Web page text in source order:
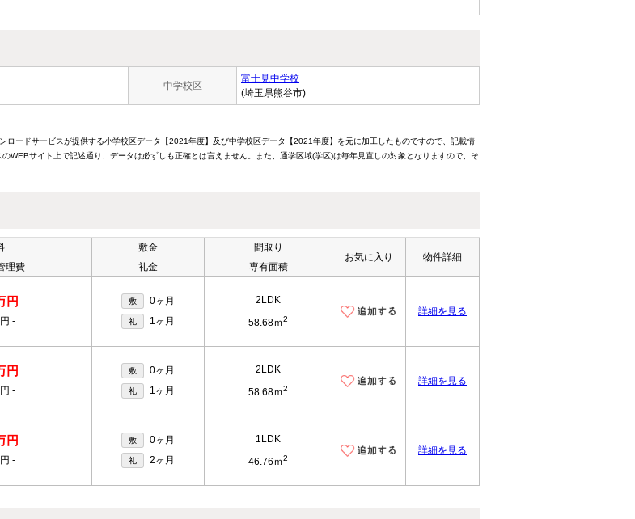
中学校区
富士見中学校
(埼玉県熊谷市)
ロードサービスが提供する小学校区データ【2021年度】及び中学校区データ【2021年度】を元に加工したものですので、記載情
WEBサイト上で記述通り、データは必ずしも正確とは言えません。また、通学区域(学区)は毎年見直しの対象となりますので、そ
理費
敷金
礼金
間取り
専有面積
お気に入り 物件詳細
円
-
敷 0ヶ月
礼 1ヶ月
2LDK
58.68ｍ2
詳細を見る
円
-
敷 0ヶ月
礼 1ヶ月
2LDK
58.68ｍ2
詳細を見る
円
-
敷 0ヶ月
礼 2ヶ月
1LDK
46.76ｍ2
詳細を見る